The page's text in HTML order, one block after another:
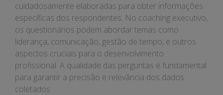
cuidadosamente elaboradas para obter informações
específicas dos respondentes. No coaching executivo,
os questionários podem abordar temas como
liderança, comunicação, gestão de tempo, e outros
aspectos cruciais para o desenvolvimento
profissional. A qualidade das perguntas é fundamental
para garantir a precisão e relevância dos dados
coletados.